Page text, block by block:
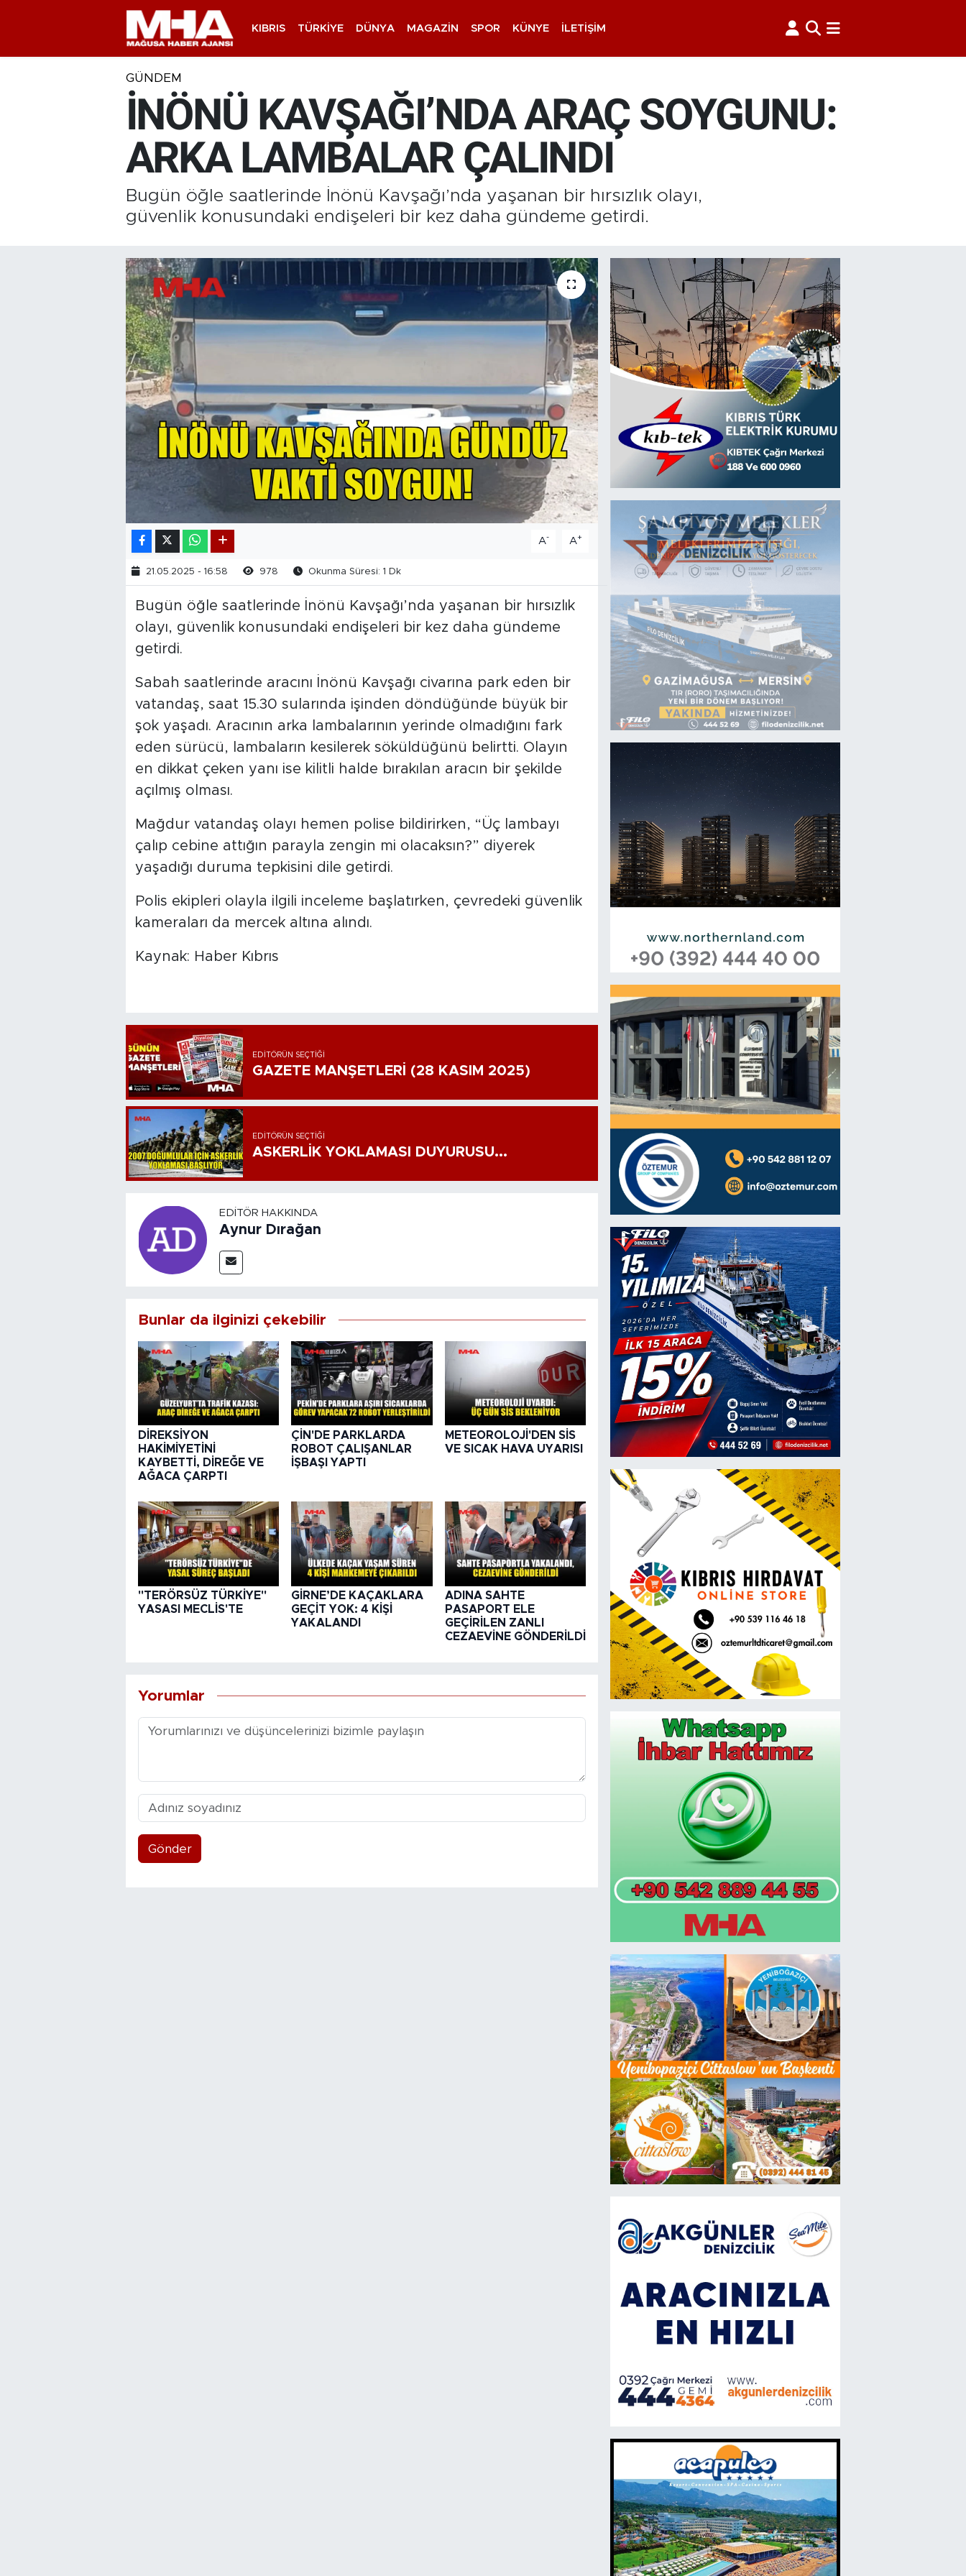
KIBRIS TÜRKIYE DÜNYA MAGAZIN SPOR KÜNYE İLETIŞIM
GÜNDEM
İNÖNÜ KAVŞAĞI’NDA ARAÇ SOYGUNU:
ARKA LAMBALAR ÇALINDI
Bugün öğle saatlerinde İnönü Kavşağı’nda yaşanan bir hırsızlık olayı,
güvenlik konusundaki endişeleri bir kez daha gündeme getirdi.
A- A+
21.05.2025 - 16:58 978 Okunma Süresi: 1 Dk
Bugün öğle saatlerinde İnönü Kavşağı’nda yaşanan bir hırsızlık
olayı, güvenlik konusundaki endişeleri bir kez daha gündeme
getirdi.
Sabah saatlerinde aracını İnönü Kavşağı civarına park eden bir
vatandaş, saat 15.30 sularında işinden döndüğünde büyük bir
şok yaşadı. Aracının arka lambalarının yerinde olmadığını fark
eden sürücü, lambaların kesilerek söküldüğünü belirtti. Olayın
en dikkat çeken yanı ise kilitli halde bırakılan aracın bir şekilde
açılmış olması.
Mağdur vatandaş olayı hemen polise bildirirken, “Üç lambayı
çalıp cebine attığın parayla zengin mi olacaksın?” diyerek
yaşadığı duruma tepkisini dile getirdi.
Polis ekipleri olayla ilgili inceleme başlatırken, çevredeki güvenlik
kameraları da mercek altına alındı.
Kaynak: Haber Kıbrıs
EDITÖRÜN SEÇTIĞI
GAZETE MANŞETLERİ (28 KASIM 2025)
EDITÖRÜN SEÇTIĞI
ASKERLİK YOKLAMASI DUYURUSU...
EDITÖR HAKKINDA
Aynur Dırağan
Bunlar da ilginizi çekebilir
DİREKSİYON
HAKİMİYETİNİ
KAYBETTİ, DİREĞE VE
AĞACA ÇARPTI
ÇİN'DE PARKLARDA
ROBOT ÇALIŞANLAR
İŞBAŞI YAPTI
METEOROLOJİ'DEN SİS
VE SICAK HAVA UYARISI
"TERÖRSÜZ TÜRKİYE"
YASASI MECLİS'TE
GİRNE’DE KAÇAKLARA
GEÇİT YOK: 4 KİŞİ
YAKALANDI
ADINA SAHTE
PASAPORT ELE
GEÇİRİLEN ZANLI
CEZAEVİNE GÖNDERİLDİ
Yorumlar
Gönder